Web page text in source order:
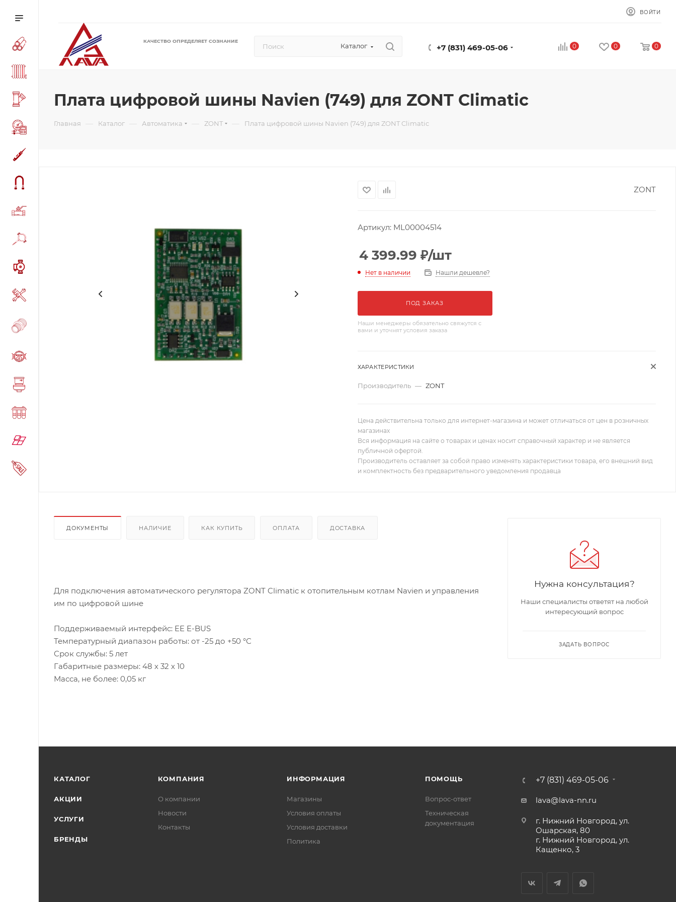
ВОЙТИ
КАЧЕСТВО ОПРЕДЕЛЯЕТ СОЗНАНИЕ
Каталог +7 (831) 469-05-06 0 0 0
Плата цифровой шины Navien (749) для ZONT Climatic
Главная — Каталог — Автоматика — ZONT — Плата цифровой шины Navien (749) для ZONT Climatic
ZONT
Артикул: ML00004514
4 399.99 ₽/шт
Нет в наличии Нашли дешевле?
ПОД ЗАКАЗ
Наши менеджеры обязательно свяжутся с
вами и уточнят условия заказа
ХАРАКТЕРИСТИКИ
Производитель — ZONT
Цена действительна только для интернет-магазина и может отличаться от цен в розничных
магазинах
Вся информация на сайте о товарах и ценах носит справочный характер и не является
публичной офертой.
Производитель оставляет за собой право изменять характеристики товара, его внешний вид
и комплектность без предварительного уведомления продавца
ДОКУМЕНТЫ НАЛИЧИЕ КАК КУПИТЬ ОПЛАТА ДОСТАВКА
Для подключения автоматического регулятора ZONT Climatic к отопительным котлам Navien и управления
им по цифровой шине
Поддерживаемый интерфейс: EE E-BUS
Температурный диапазон работы: от -25 до +50 °С
Срок службы: 5 лет
Габаритные размеры: 48 х 32 х 10
Масса, не более: 0,05 кг
Нужна консультация?
Наши специалисты ответят на любой
интересующий вопрос
ЗАДАТЬ ВОПРОС
КАТАЛОГ
АКЦИИ
УСЛУГИ
БРЕНДЫ
КОМПАНИЯ
О компании
Новости
Контакты
ИНФОРМАЦИЯ
Магазины
Условия оплаты
Условия доставки
Политика
ПОМОЩЬ
Вопрос-ответ
Техническая
документация
+7 (831) 469-05-06
lava@lava-nn.ru
г. Нижний Новгород, ул.
Ошарская, 80
г. Нижний Новгород, ул.
Кащенко, 3